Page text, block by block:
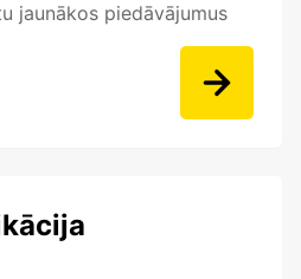
jaunākos piedāvājumus